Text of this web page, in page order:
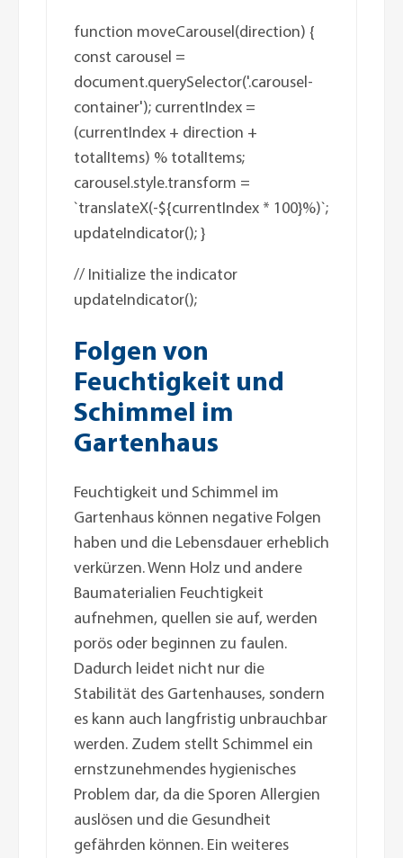
function moveCarousel(direction) {
const carousel =
document.querySelector('.carousel-
container'); currentIndex =
(currentIndex + direction +
totalItems) % totalItems;
carousel.style.transform =
`translateX(-${currentIndex * 100}%)`;
updateIndicator(); }
// Initialize the indicator
updateIndicator();
Folgen von
Feuchtigkeit und
Schimmel im
Gartenhaus
Feuchtigkeit und Schimmel im
Gartenhaus können negative Folgen
haben und die Lebensdauer erheblich
verkürzen. Wenn Holz und andere
Baumaterialien Feuchtigkeit
aufnehmen, quellen sie auf, werden
porös oder beginnen zu faulen.
Dadurch leidet nicht nur die
Stabilität des Gartenhauses, sondern
es kann auch langfristig unbrauchbar
werden. Zudem stellt Schimmel ein
ernstzunehmendes hygienisches
Problem dar, da die Sporen Allergien
auslösen und die Gesundheit
gefährden können. Ein weiteres